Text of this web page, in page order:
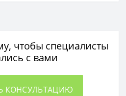
чтобы специалисты
с вами
КОНСУЛЬТАЦИЮ